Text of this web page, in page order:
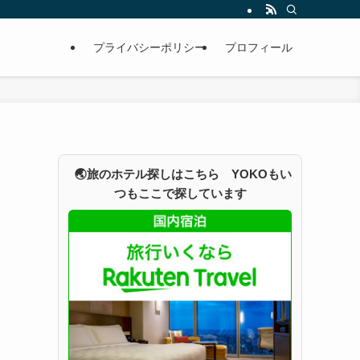
プライバシーポリシー プロフィール
🌏旅のホテル探しはこちら YOKOもい
つもここで探しています